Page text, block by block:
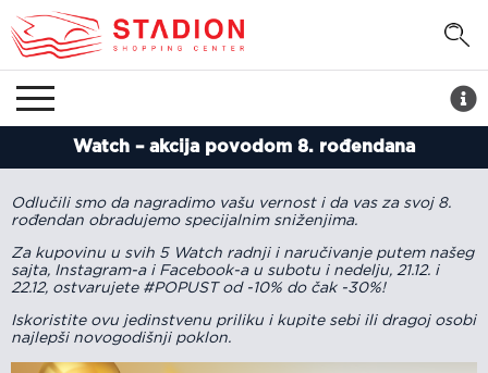
Watch – akcija povodom 8. rođendana
Odlučili smo da nagradimo vašu vernost i da vas za svoj 8.
rođendan obradujemo specijalnim sniženjima.
Za kupovinu u svih 5 Watch radnji i naručivanje putem našeg
sajta, Instagram-a i Facebook-a u subotu i nedelju, 21.12. i
22.12, ostvarujete #POPUST od -10% do čak -30%!
Iskoristite ovu jedinstvenu priliku i kupite sebi ili dragoj osobi
najlepši novogodišnji poklon.